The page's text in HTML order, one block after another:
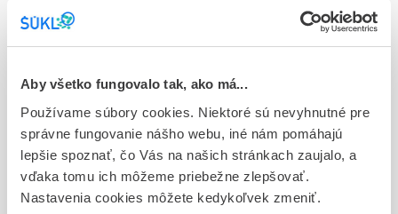
Aby všetko fungovalo tak, ako má...
Používame súbory cookies. Niektoré sú nevyhnutné pre
správne fungovanie nášho webu, iné nám pomáhajú
lepšie spoznať, čo Vás na našich stránkach zaujalo, a
vďaka tomu ich môžeme priebežne zlepšovať.
Nastavenia cookies môžete kedykoľvek zmeniť.
E - EU registrácia
Európska
Držiteľ, krajina
AstraZeneca AB, Švédsko
Indikačná skupina
16 - ANTICOAGULANTIA (FIBRINOLYTICA, ANTIFIBRINOL.)